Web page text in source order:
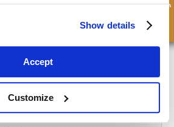
Show details
Accept
Customize